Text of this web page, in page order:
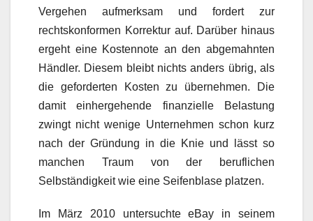
Vergehen aufmerksam und fordert zur
rechtskonformen Korrektur auf. Darüber hinaus
ergeht eine Kostennote an den abgemahnten
Händler. Diesem bleibt nichts anders übrig, als
die geforderten Kosten zu übernehmen. Die
damit einhergehende finanzielle Belastung
zwingt nicht wenige Unternehmen schon kurz
nach der Gründung in die Knie und lässt so
manchen Traum von der beruflichen
Selbständigkeit wie eine Seifenblase platzen.
Im März 2010 untersuchte eBay in seinem